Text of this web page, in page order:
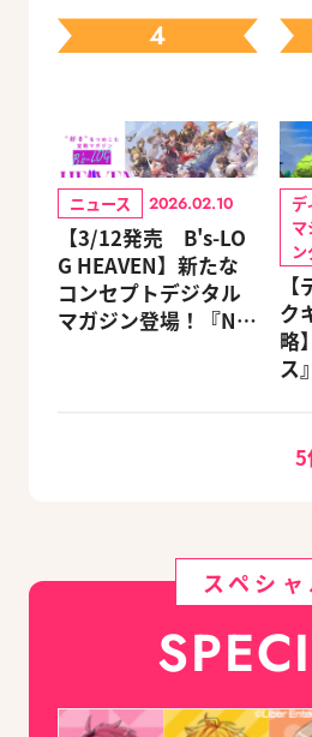
ェ
4
ニュース 2026.02.10
【3/12発売 B's-LO
G HEAVEN】新たな
コンセプトデジタル
マガジン登場！『NU:
デ
マ
ン
ク
略
ス
5
スペシャ